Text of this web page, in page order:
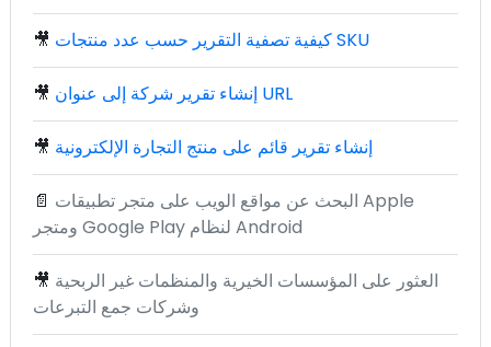
🎥 كيفية تصفية التقرير حسب عدد منتجات SKU
🎥 إنشاء تقرير شركة إلى عنوان URL
🎥 إنشاء تقرير قائم على منتج التجارة الإلكترونية
📄 البحث عن مواقع الويب على متجر تطبيقات Apple
ومتجر Google Play لنظام Android
🎥 العثور على المؤسسات الخيرية والمنظمات غير الربحية
وشركات جمع التبرعات